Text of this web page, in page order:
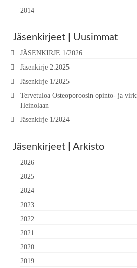
2014
Jäsenkirjeet | Uusimmat
JÄSENKIRJE 1/2026
Jäsenkirje 2.2025
Jäsenkirje 1/2025
Tervetuloa Osteoporoosin opinto- ja
Heinolaan
Jäsenkirje 1/2024
Jäsenkirjeet | Arkisto
2026
2025
2024
2023
2022
2021
2020
2019